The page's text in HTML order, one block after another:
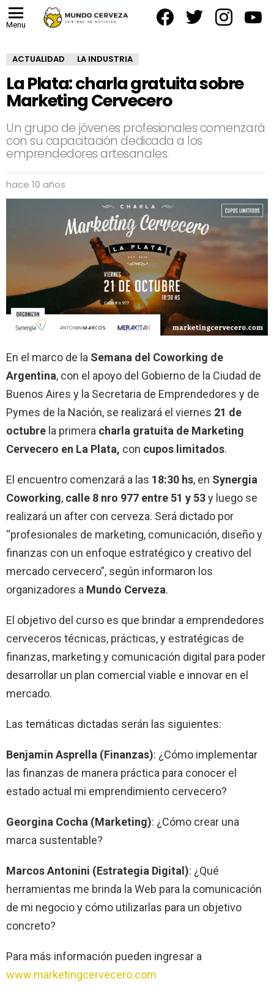
Menu
ACTUALIDAD LA INDUSTRIA
La Plata: charla gratuita sobre
Marketing Cervecero
Un grupo de jóvenes profesionales comenzará
con su capacitación dedicada a los
emprendedores artesanales.
hace 10 años
En el marco de la Semana del Coworking de
Argentina, con el apoyo del Gobierno de la Ciudad de
Buenos Aires y la Secretaria de Emprendedores y de
Pymes de la Nación, se realizará el viernes 21 de
octubre la primera charla gratuita de Marketing
Cervecero en La Plata, con cupos limitados.
El encuentro comenzará a las 18:30 hs, en Synergia
Coworking, calle 8 nro 977 entre 51 y 53y luego se
realizará un after con cerveza. Será dictado por
“profesionales de marketing, comunicación, diseño y
finanzas con un enfoque estratégico y creativo del
mercado cervecero”, según informaron los
organizadores a Mundo Cerveza.
El objetivo del curso es que brindar a emprendedores
cerveceros técnicas, prácticas, y estratégicas de
finanzas, marketing y comunicación digital para poder
desarrollar un plan comercial viable e innovar en el
mercado.
Las temáticas dictadas serán las siguientes:
Benjamin Asprella (Finanzas): ¿Cómo implementar
las finanzas de manera práctica para conocer el
estado actual mi emprendimiento cervecero?
Georgina Cocha (Marketing): ¿Cómo crear una
marca sustentable?
Marcos Antonini (Estrategia Digital): ¿Qué
herramientas me brinda la Web para la comunicación
de mi negocio y cómo utilizarlas para un objetivo
concreto?
Para más información pueden ingresar a
www.marketingcervecero.com